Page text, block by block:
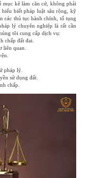
mục kê làm căn cứ, không phải
biết pháp luật sâu rộng, kỹ
các thủ tục hành chính, tố tụng
lý chuyên nghiệp là rất cần
tôi cung cấp dịch vụ:
chấp đất đai.
liên quan.
pháp lý.
sử dụng đất.
chấp.